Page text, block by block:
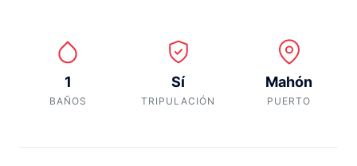
1
BAÑOS
Sí
TRIPULACIÓN
Mahón
PUERTO